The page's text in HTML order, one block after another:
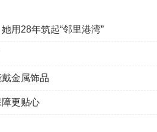
用28年筑起“邻里港湾”
金属饰品
更贴心